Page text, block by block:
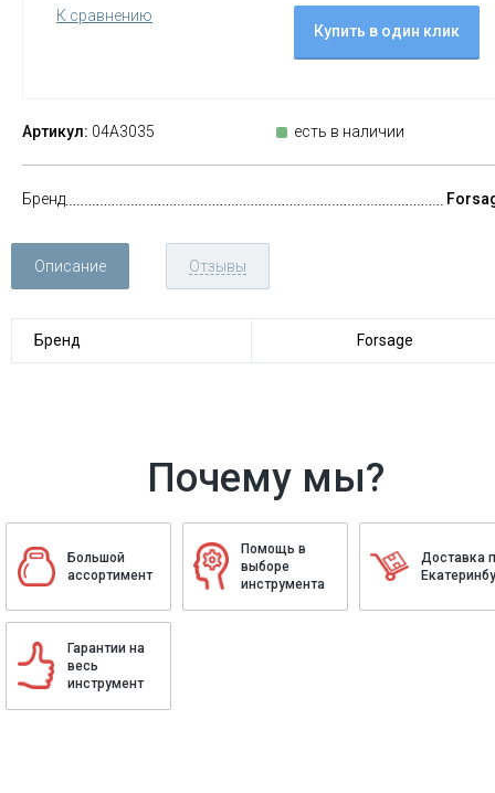
К сравнению
Купить в один клик
Артикул: 04A3035 есть в наличии
Бренд
Описание Отзывы
Бренд Forsage
Почему мы?
Большой
ассортимент
Помощь в
выборе
инструмента
Доставка
Гарантии на
весь
инструмент